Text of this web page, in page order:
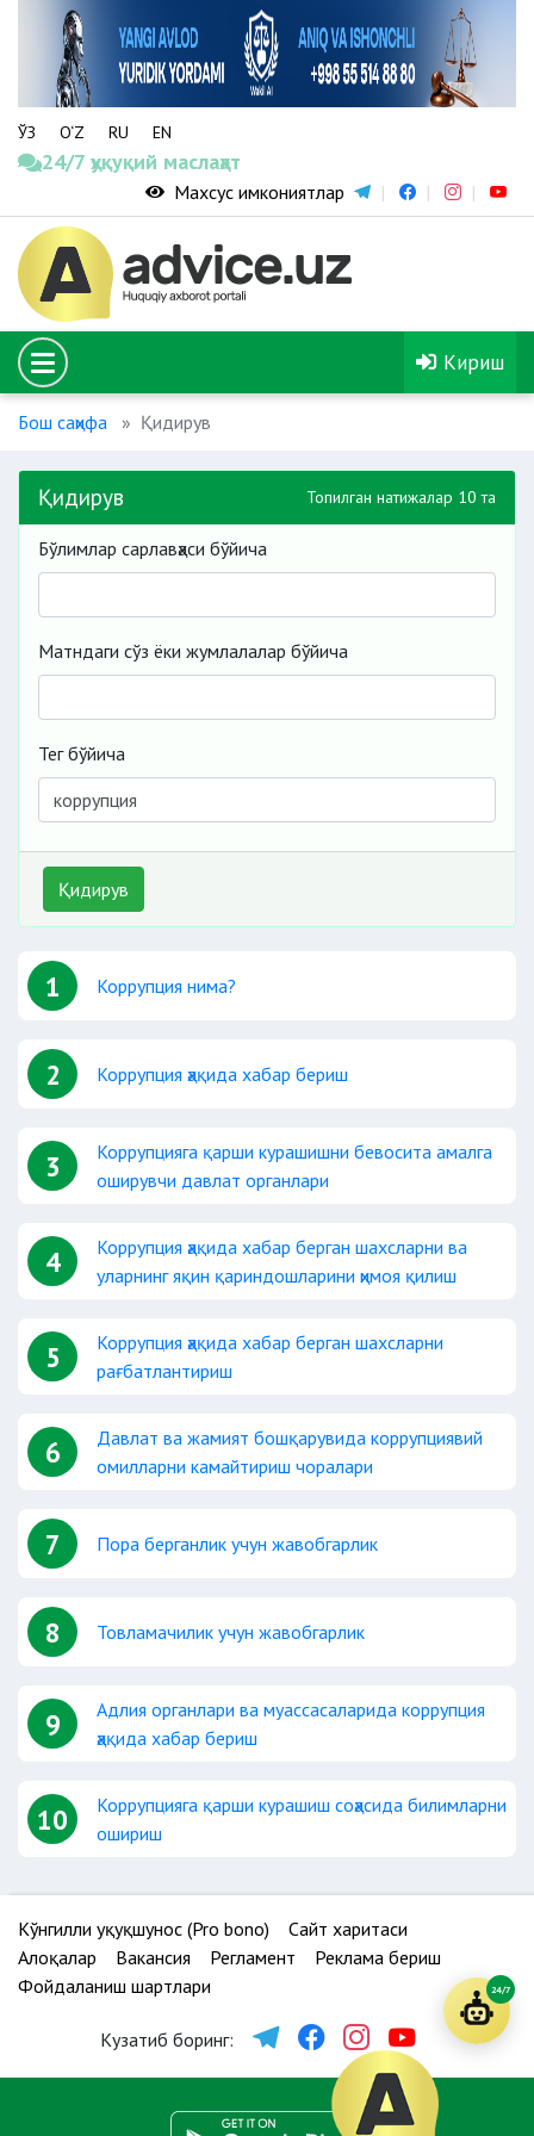
ЎЗ O‘Z RU EN
24/7 ҳуқуқий маслаҳат
Махсус имкониятлар
Кириш
Бош саҳифа Қидирув
Қидирув Топилган натижалар 10 та
Бўлимлар сарлавҳаси бўйича
Матндаги сўз ёки жумлалалар бўйича
Тег бўйича
Қидирув
1 Коррупция нима?
2 Коррупция ҳақида хабар бериш
3
Коррупцияга қарши курашишни бевосита амалга
оширувчи давлат органлари
4
Коррупция ҳақида хабар берган шахсларни ва
уларнинг яқин қариндошларини ҳимоя қилиш
5
Коррупция ҳақида хабар берган шахсларни
рағбатлантириш
6
Давлат ва жамият бошқарувида коррупциявий
омилларни камайтириш чоралари
7 Пора берганлик учун жавобгарлик
8 Товламачилик учун жавобгарлик
9
Адлия органлари ва муассасаларида коррупция
ҳақида хабар бериш
10
Коррупцияга қарши курашиш соҳасида билимларни
ошириш
Кўнгилли ҳуқуқшунос (Pro bono)
Сайт харитаси
Алоқалар
Вакансия Регламент
Реклама бериш
Фойдаланиш шартлари
Кузатиб боринг:
24/7